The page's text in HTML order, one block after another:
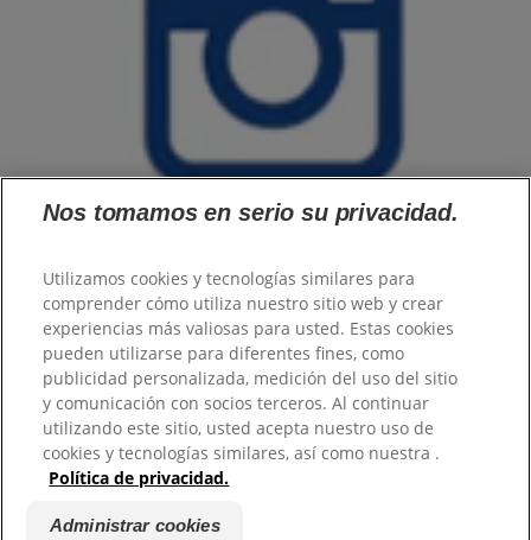
Familia
Mujer
Hombre
Profesional
Productos
Sobre Protex
Política de privacidad Administrar cookies
Nos tomamos en serio su privacidad.
Utilizamos cookies y tecnologías similares para
comprender cómo utiliza nuestro sitio web y crear
experiencias más valiosas para usted. Estas cookies
pueden utilizarse para diferentes fines, como
publicidad personalizada, medición del uso del sitio
y comunicación con socios terceros. Al continuar
utilizando este sitio, usted acepta nuestro uso de
cookies y tecnologías similares, así como nuestra .
Política de privacidad.
Administrar cookies